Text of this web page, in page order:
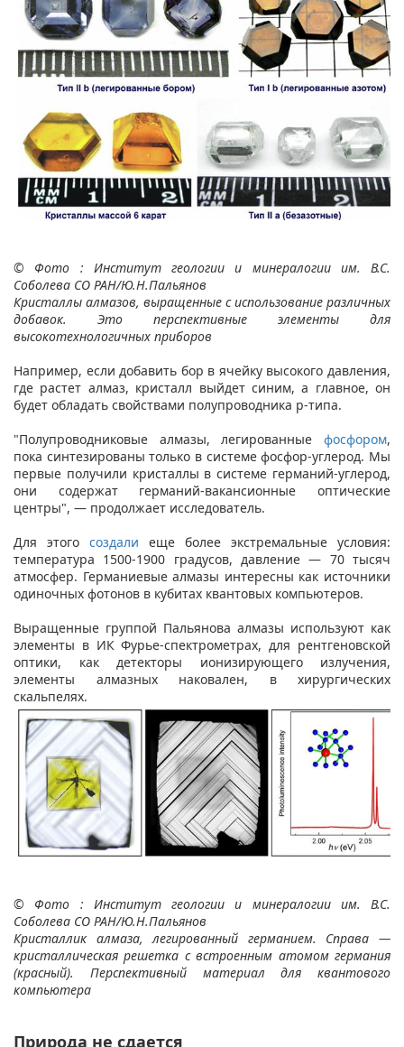
© Фото : Институт геологии и минералогии им. В.С.
Соболева СО РАН/Ю.Н.Пальянов
Кристаллы алмазов, выращенные с использование различных
добавок. Это перспективные элементы для
высокотехнологичных приборов
Например, если добавить бор в ячейку высокого давления,
где растет алмаз, кристалл выйдет синим, а главное, он
будет обладать свойствами полупроводника p-типа.
"Полупроводниковые алмазы, легированные фосфором,
пока синтезированы только в системе фосфор-углерод. Мы
первые получили кристаллы в системе германий-углерод,
они содержат германий-вакансионные оптические
центры", — продолжает исследователь.
Для этого создали еще более экстремальные условия:
температура 1500-1900 градусов, давление — 70 тысяч
атмосфер. Германиевые алмазы интересны как источники
одиночных фотонов в кубитах квантовых компьютеров.
Выращенные группой Пальянова алмазы используют как
элементы в ИК Фурье-спектрометрах, для рентгеновской
оптики, как детекторы ионизирующего излучения,
элементы алмазных наковален, в хирургических
скальпелях.
© Фото : Институт геологии и минералогии им. В.С.
Соболева СО РАН/Ю.Н.Пальянов
Кристаллик алмаза, легированный германием. Справа —
кристаллическая решетка с встроенным атомом германия
(красный). Перспективный материал для квантового
компьютера
Природа не сдается